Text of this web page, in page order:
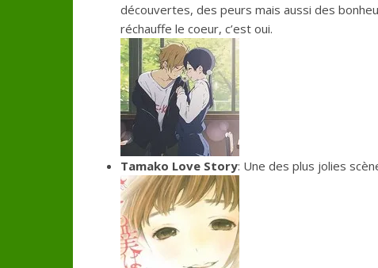
découvertes, des peurs mais aussi des
réchauffe le coeur, c’est oui.
Tamako Love Story: Une des plus jolies